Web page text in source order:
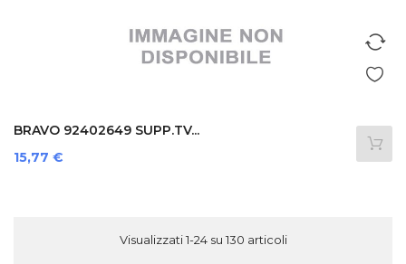
BRAVO 92402649 SUPP.TV...
Prezzo
15,77 €
Visualizzati 1-24 su 130 articoli